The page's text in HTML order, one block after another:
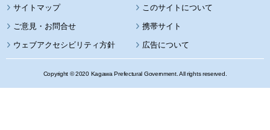
サイトマップ このサイトについて
携帯サイト
ウェブアクセシビリティ方針 広告について
Copyright © 2020 Kagawa Prefectural Government. All rights reserved.